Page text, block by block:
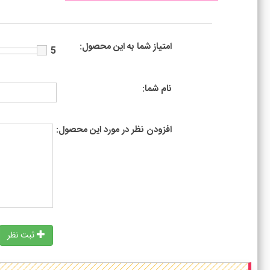
امتیاز شما به این محصول: 5
نام شما:
افزودن نظر در مورد این محصول:
ثبت نظر